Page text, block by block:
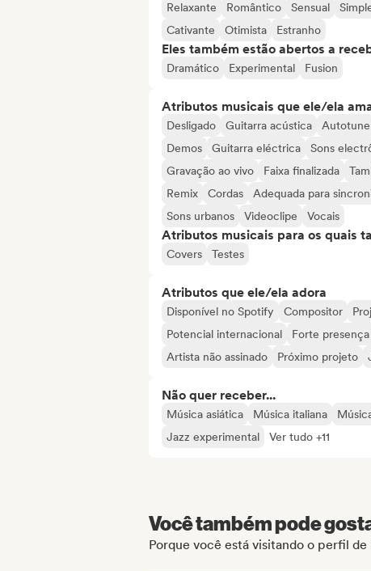
Relaxante
Romântico Sensual
Cativante
Otimista Estranho
Eles também estão abertos a
Dramático Experimental Fusion
Atributos musicais que ele/ela
Desligado Guitarra acústica Autotune
Demos
Guitarra eléctrica Sons
Gravação ao vivo
Faixa finalizada
Remix
Cordas Adequada para
Sons urbanos
Videoclipe Vocais
Atributos musicais para os quais
Covers Testes
Atributos que ele/ela adora
Disponível no Spotify Compositor
Potencial internacional
Forte
Artista não assinado
Próximo projeto
Não quer receber...
Música asiática Música italiana
Jazz experimental
Ver tudo +11
Você também pode
Porque você está visitando o perfil